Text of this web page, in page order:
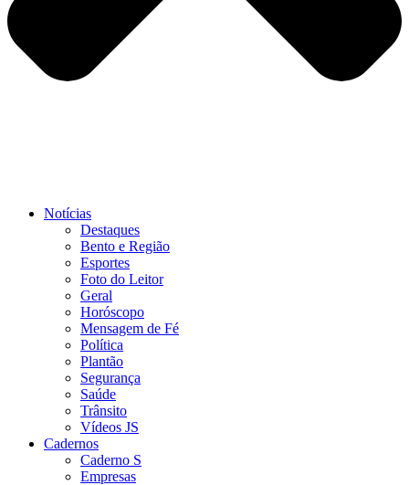
Notícias
Destaques
Bento e Região
Esportes
Foto do Leitor
Geral
Horóscopo
Mensagem de Fé
Política
Plantão
Segurança
Saúde
Trânsito
Vídeos JS
Cadernos
Caderno S
Empresas